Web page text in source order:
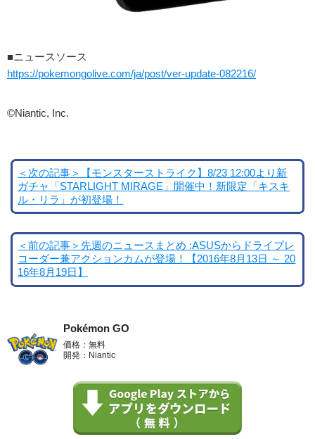
■ニュースソース
https://pokemongolive.com/ja/post/ver-update-082216/
©Niantic, Inc.
＜次の記事＞【モンスターストライク】8/23 12:00より新
ガチャ「STARLIGHT MIRAGE」開催中！新限定「キスキ
ル・リラ」が初登場！
＜前の記事＞先週のニュースまとめ :ASUSからドライブレ
コーダー兼アクションカムが登場！【2016年8月13日 ～ 20
16年8月19日】
Pokémon GO
価格：無料
開発：Niantic